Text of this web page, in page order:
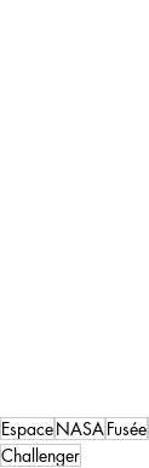
EspaceNASAFusée
Challenger